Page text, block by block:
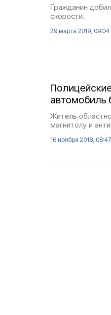
Гражданин
скорости.
29 марта 2019, 09:04
автомобиль
Житель
магнитолу и
16 ноября 2018, 08:47